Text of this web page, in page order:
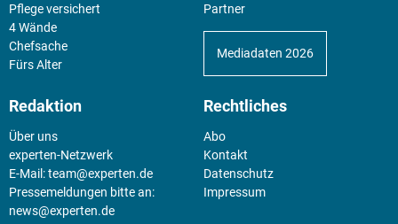
Pflege versichert
4 Wände
Chefsache
Fürs Alter
Partner
Mediadaten 2026
Redaktion
Über uns
experten-Netzwerk
E-Mail:team@experten.de
Pressemeldungen bitte an:
news@experten.de
Rechtliches
Abo
Kontakt
Datenschutz
Impressum